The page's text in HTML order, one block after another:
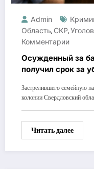
Admin
Область, СКР,
Комментарии
Осужденный за
получил срок за
Застрелившего семейную
колонии Свердловский
Читать далее